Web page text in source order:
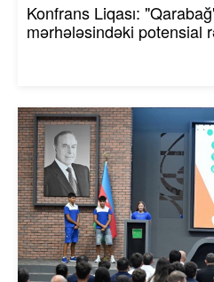
Konfrans Liqası:
mərhələsindəki potensial